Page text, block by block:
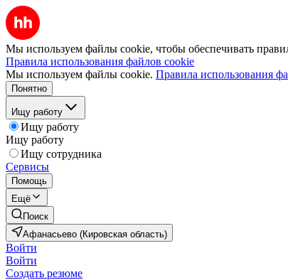
Мы используем файлы cookie, чтобы обеспечивать
Правила использования файлов cookie
Мы используем файлы cookie. Правила использования
Понятно
Ищу работу
Ищу работу
Ищу работу
Ищу сотрудника
Сервисы
Помощь
Ещё
Поиск
Афанасьево (Кировская область)
Войти
Войти
Создать резюме